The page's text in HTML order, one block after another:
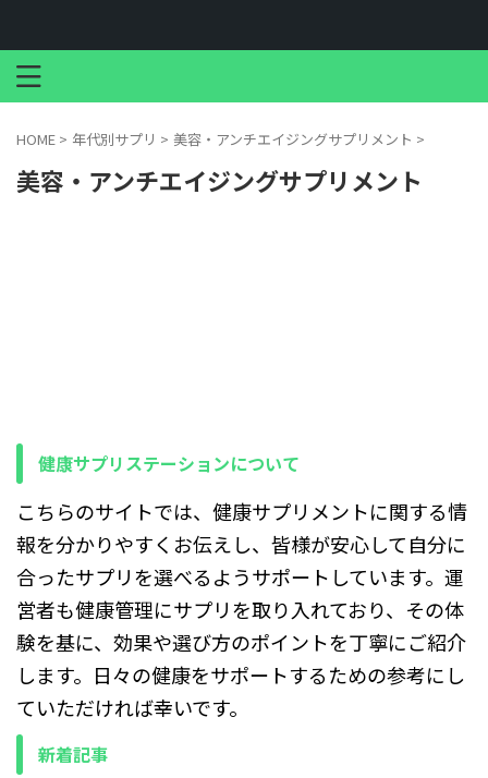
HOME > 年代別サプリ > 美容・アンチエイジングサプリメント >
美容・アンチエイジングサプリメント
健康サプリステーションについて
こちらのサイトでは、健康サプリメントに関する情
報を分かりやすくお伝えし、皆様が安心して自分に
合ったサプリを選べるようサポートしています。運
営者も健康管理にサプリを取り入れており、その体
験を基に、効果や選び方のポイントを丁寧にご紹介
します。日々の健康をサポートするための参考にし
ていただければ幸いです。
新着記事